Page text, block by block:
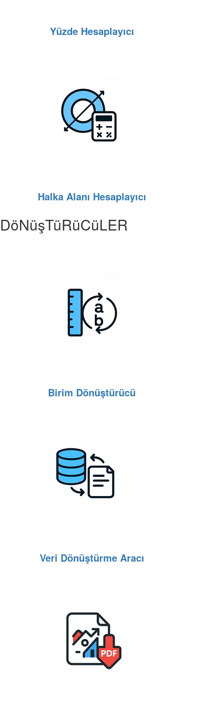
Yüzde Hesaplayıcı
Halka Alanı Hesaplayıcı
DöNüşTüRüCüLER
Birim Dönüştürücü
Veri Dönüştürme Aracı